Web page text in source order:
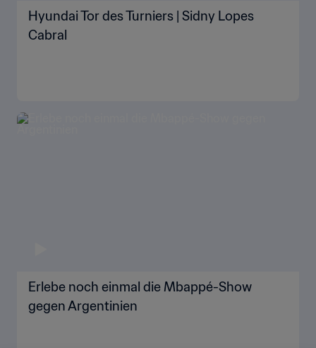
Hyundai Tor des Turniers | Sidny Lopes
Cabral
Erlebe noch einmal die Mbappé-Show
gegen Argentinien